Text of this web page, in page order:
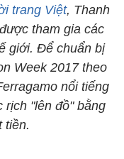
trang Việt, Thanh
tham gia các
giới. Để chuẩn bị
Week 2017 theo
nổi tiếng
rịch "lên đồ" bằng
tiền.